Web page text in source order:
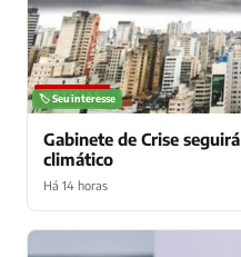
NOTÍCIAS
🏷️ Seu interesse
Gabinete de Crise
climático
Há 14 horas